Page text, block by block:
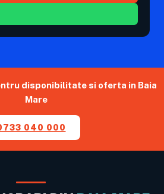
disponibilitate si oferta in Baia
Mare
040 000